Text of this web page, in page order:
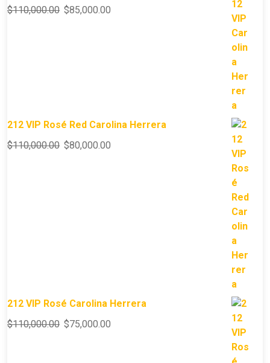
$110,000.00 $85,000.00
212 VIP Rosé Red Carolina Herrera
$110,000.00 $80,000.00
212 VIP Rosé Carolina Herrera
$110,000.00 $75,000.00